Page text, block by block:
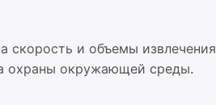
скорость и объемы извлечения
охраны окружающей среды.